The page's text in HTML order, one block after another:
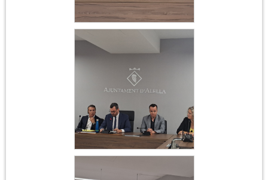
Ajuntament 17 de juny
Ajuntament 17 de juny